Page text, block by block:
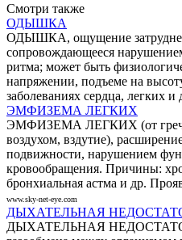
Смотри также
ОДЫШКА
ОДЫШКА, ощущение
сопровождающееся
ритма; может быть
напряжении, подъеме на
заболеваниях сердца, легких
ЭМФИЗЕМА ЛЕГКИХ
ЭМФИЗЕМА ЛЕГКИХ (от греч.
воздухом, вздутие),
подвижности, нарушением
кровообращения. Причины:
бронхиальная астма и др.
www.sky-net-eye.com
ДЫХАТЕЛЬНАЯ
ДЫХАТЕЛЬНАЯ